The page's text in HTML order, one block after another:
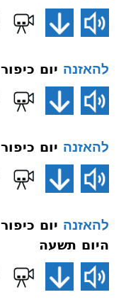
להאזנה יום כיפור 023 כפירים תשעה
להאזנה יום כיפור 022 היום מכפר תשעה
להאזנה
היום תשעה